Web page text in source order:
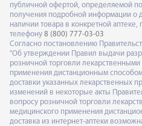
публичной офертой, определяемой
получения подробной информации о
наличии товара в конкретной
телефону 8 (800) 777-03-03
Согласно постановлению
"Об утверждении Правил выдачи
розничной торговли
применения дистанционным
доставки указанных лекарственных
изменений в некоторые акты
вопросу розничной торговли
медицинского применения
доставка из интернет-аптеки